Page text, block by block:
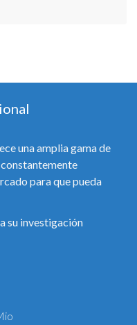
una amplia gama de
para que pueda
su investigación